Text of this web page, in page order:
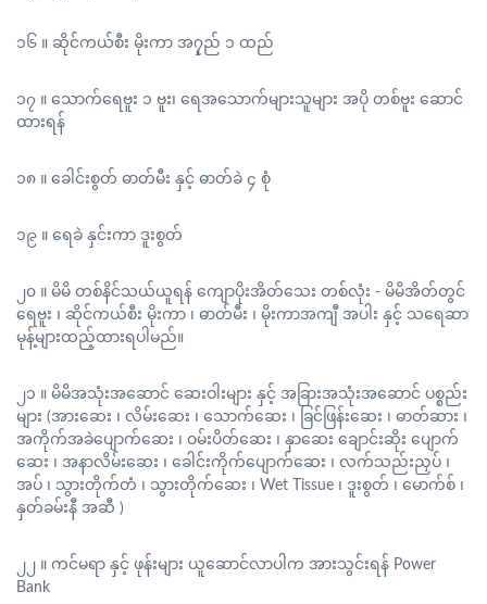
၁၆ ။ ဆိုင်ကယ်စီး မိုးကာ အ၇ှည် ၁ ထည်
၁၇ ။ သောက်ရေဗူး ၁ ဗူး၊ ရေအသောက်များသူများ အပို တစ်ဗူး ဆောင်
ထားရန်
၁၈ ။ ခေါင်းစွတ် ဓာတ်မီး နှင့် ဓာတ်ခဲ ၄ စုံ
၁၉ ။ ရေခဲ နှင်းကာ ဒူးစွတ်
၂၀ ။ မိမိ တစ်နိင်သယ်ယူရန် ကျောပိုးအိတ်သေး တစ်လုံး - မိမိအိတ်တွင်
ရေဗူး ၊ ဆိုင်ကယ်စီး မိုးကာ ၊ ဓာတ်မီး ၊ မိုးကာအကျီ အပါး နှင့် သရေဆာ
မုန့်များထည့်ထားရပါမည်။
၂၁ ။ မိမိအသုံးအဆောင် ဆေးဝါးများ နှင့် အခြားအသုံးအဆောင် ပစ္စည်း
များ (အားဆေး ၊ လိမ်းဆေး ၊ သောက်ဆေး ၊ ခြင်ဖြန်းဆေး ၊ ဓာတ်ဆား ၊
အကိုက်အခဲပျောက်ဆေး ၊ ဝမ်းပိတ်ဆေး ၊ နှာဆေး ချောင်းဆိုး ပျောက်
ဆေး ၊ အနာလိမ်းဆေး ၊ ခေါင်းကိုက်ပျောက်ဆေး ၊ လက်သည်းညှပ် ၊
အပ် ၊ သွားတိုက်တံ ၊ သွားတိုက်ဆေး ၊ Wet Tissue ၊ ဒူးစွတ် ၊ မောက်စ် ၊
နှတ်ခမ်းနီ အဆီ )
၂၂ ။ ကင်မရာ နှင့် ဖုန်းများ ယူဆောင်လာပါက အားသွင်းရန် Power
Bank